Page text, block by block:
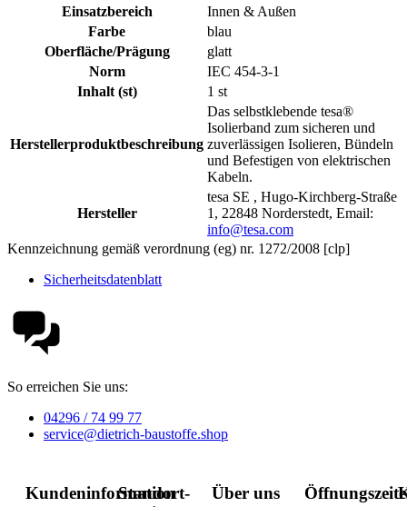
Einsatzbereich
Innen & Außen
Farbe
blau
Oberfläche/Prägung
glatt
Norm
IEC 454-3-1
Inhalt (st)
1 st
Herstellerproduktbeschreibung
Das selbstklebende tesa®
Isolierband zum sicheren und
zuverlässigen Isolieren, Bündeln
und Befestigen von elektrischen
Kabeln.
Hersteller
tesa SE , Hugo-Kirchberg-Straße
1, 22848 Norderstedt, Email:
info@tesa.com
Kennzeichnung gemäß verordnung (eg) nr. 1272/2008 [clp]
Sicherheitsdatenblatt
So erreichen Sie uns:
04296 / 74 99 77
service@dietrich-baustoffe.shop
Kundeninformation
Standort-
Über uns